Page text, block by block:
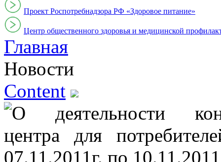
Проект Роспотребнадзора РФ «Здоровое питание»
Центр общественного здоровья и медицинской
Главная
Новости
Content